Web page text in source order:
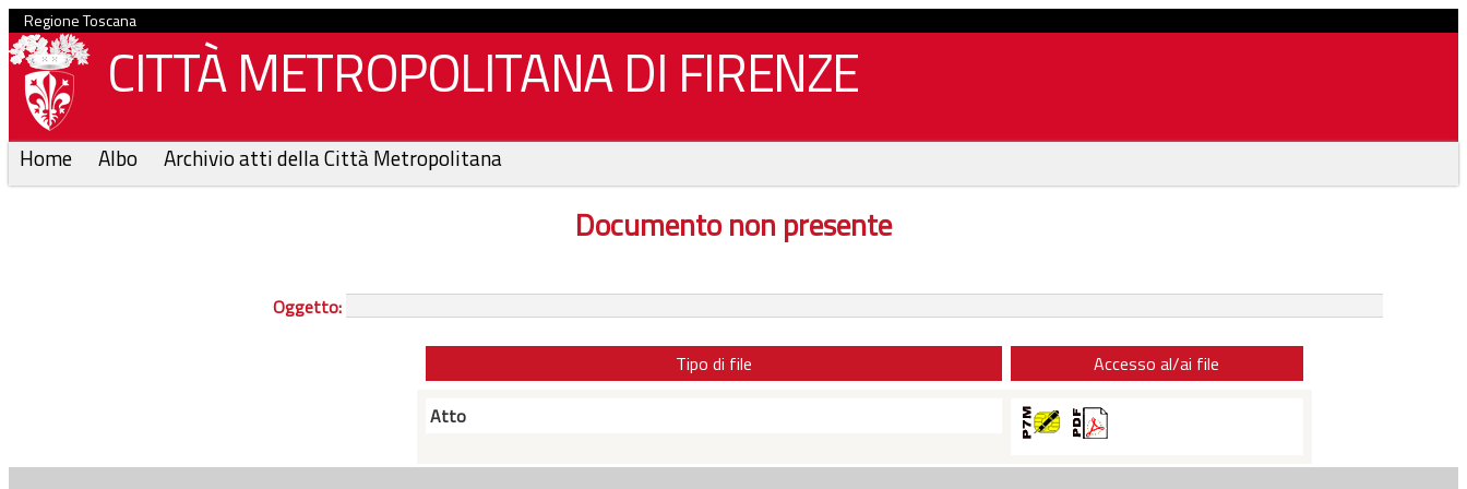
Regione Toscana
CITTÀ METROPOLITANA DI FIRENZE
Home Albo Archivio atti della Città Metropolitana
Documento non presente
Oggetto:
Tipo di file
Accesso al/ai file
Atto